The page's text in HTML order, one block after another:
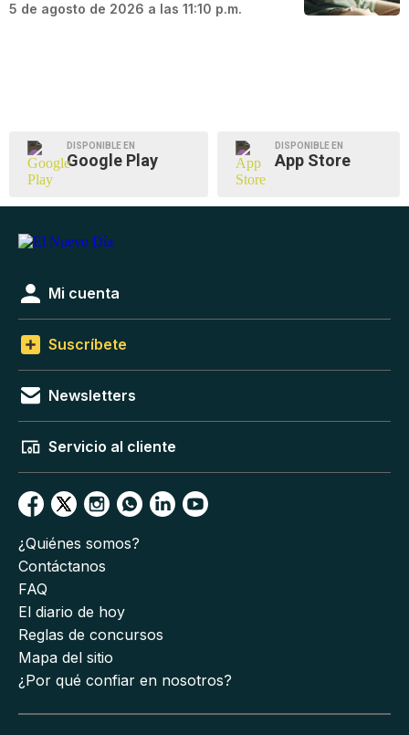
5 de agosto de 2026 a las 11:10 p.m.
DISPONIBLE EN
Google Play
DISPONIBLE EN
App Store
Mi cuenta
Suscríbete
Newsletters
Servicio al cliente
¿Quiénes somos?
Contáctanos
FAQ
El diario de hoy
Reglas de concursos
Mapa del sitio
¿Por qué confiar en nosotros?